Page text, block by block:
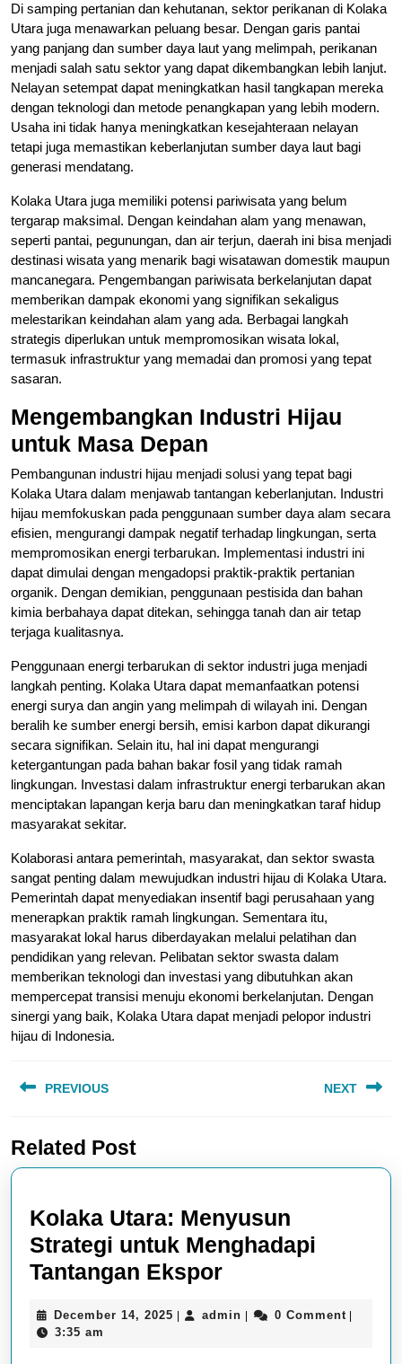
Di samping pertanian dan kehutanan, sektor perikanan di Kolaka
Utara juga menawarkan peluang besar. Dengan garis pantai
yang panjang dan sumber daya laut yang melimpah, perikanan
menjadi salah satu sektor yang dapat dikembangkan lebih lanjut.
Nelayan setempat dapat meningkatkan hasil tangkapan mereka
dengan teknologi dan metode penangkapan yang lebih modern.
Usaha ini tidak hanya meningkatkan kesejahteraan nelayan
tetapi juga memastikan keberlanjutan sumber daya laut bagi
generasi mendatang.
Kolaka Utara juga memiliki potensi pariwisata yang belum
tergarap maksimal. Dengan keindahan alam yang menawan,
seperti pantai, pegunungan, dan air terjun, daerah ini bisa menjadi
destinasi wisata yang menarik bagi wisatawan domestik maupun
mancanegara. Pengembangan pariwisata berkelanjutan dapat
memberikan dampak ekonomi yang signifikan sekaligus
melestarikan keindahan alam yang ada. Berbagai langkah
strategis diperlukan untuk mempromosikan wisata lokal,
termasuk infrastruktur yang memadai dan promosi yang tepat
sasaran.
Mengembangkan Industri Hijau
untuk Masa Depan
Pembangunan industri hijau menjadi solusi yang tepat bagi
Kolaka Utara dalam menjawab tantangan keberlanjutan. Industri
hijau memfokuskan pada penggunaan sumber daya alam secara
efisien, mengurangi dampak negatif terhadap lingkungan, serta
mempromosikan energi terbarukan. Implementasi industri ini
dapat dimulai dengan mengadopsi praktik-praktik pertanian
organik. Dengan demikian, penggunaan pestisida dan bahan
kimia berbahaya dapat ditekan, sehingga tanah dan air tetap
terjaga kualitasnya.
Penggunaan energi terbarukan di sektor industri juga menjadi
langkah penting. Kolaka Utara dapat memanfaatkan potensi
energi surya dan angin yang melimpah di wilayah ini. Dengan
beralih ke sumber energi bersih, emisi karbon dapat dikurangi
secara signifikan. Selain itu, hal ini dapat mengurangi
ketergantungan pada bahan bakar fosil yang tidak ramah
lingkungan. Investasi dalam infrastruktur energi terbarukan akan
menciptakan lapangan kerja baru dan meningkatkan taraf hidup
masyarakat sekitar.
Kolaborasi antara pemerintah, masyarakat, dan sektor swasta
sangat penting dalam mewujudkan industri hijau di Kolaka Utara.
Pemerintah dapat menyediakan insentif bagi perusahaan yang
menerapkan praktik ramah lingkungan. Sementara itu,
masyarakat lokal harus diberdayakan melalui pelatihan dan
pendidikan yang relevan. Pelibatan sektor swasta dalam
memberikan teknologi dan investasi yang dibutuhkan akan
mempercepat transisi menuju ekonomi berkelanjutan. Dengan
sinergi yang baik, Kolaka Utara dapat menjadi pelopor industri
hijau di Indonesia.
navigation
PREVIOUS
post:
NEXT
Related Post
Kolaka Utara: Menyusun
Strategi untuk Menghadapi
Tantangan EksporKolaka
Menyusun
December 14, 2025 December
| admin admin
| 0 Comment |
3:35 am